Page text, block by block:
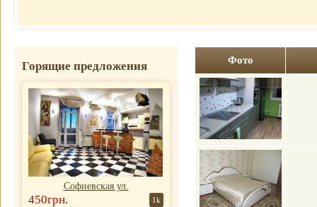
Недорогие
молодоженов
Фавола Аватара
Венецианские
Горящие предложения
Софиевская ул.
450грн. 1k
Фото